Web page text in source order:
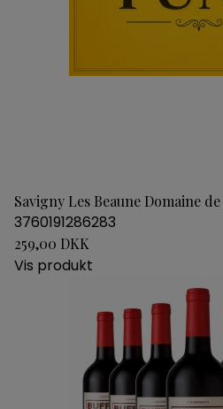
Savigny Les Beaune Domaine
3760191286283
259,00 DKK
Vis produkt